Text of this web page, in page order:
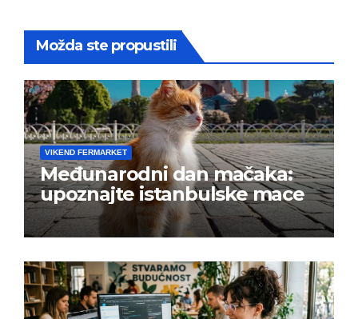
Možda ste propustili
VIKEND FERMARKET
Međunarodni dan mačaka:
upoznajte istanbulske mace